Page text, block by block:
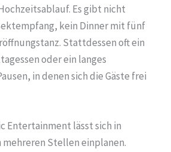
Es gibt nicht
kein Dinner mit fünf
Stattdessen oft ein
oder ein langes
in denen sich die Gäste frei
Entertainment lässt sich in
mehreren Stellen einplanen.